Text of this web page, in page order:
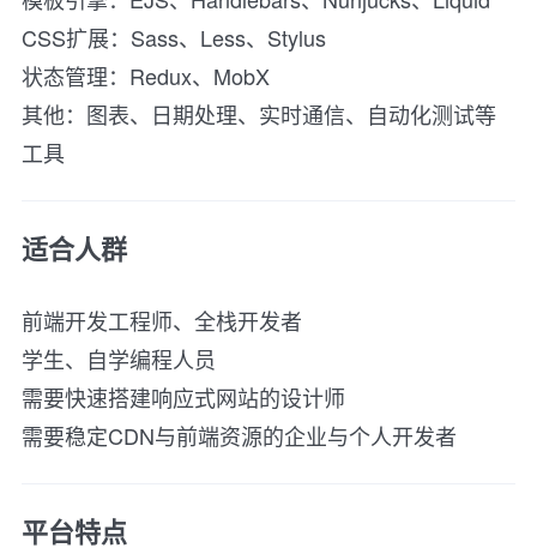
CSS扩展：Sass、Less、Stylus
状态管理：Redux、MobX
其他：图表、日期处理、实时通信、自动化测试等
工具
适合人群
前端开发工程师、全栈开发者
学生、自学编程人员
需要快速搭建响应式网站的设计师
需要稳定CDN与前端资源的企业与个人开发者
平台特点